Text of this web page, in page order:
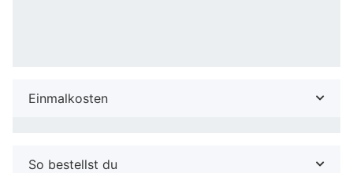
Einmalkosten
So bestellst du